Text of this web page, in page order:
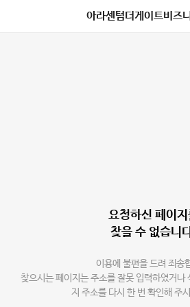
아라센텀더게이트비즈
요청하신 페이
찾을 수 없습니
이용에 불편을 드려 죄송
찾으시는 페이지는 주소를 잘못 입력하였거나
지 주소를 다시 한 번 확인해 주